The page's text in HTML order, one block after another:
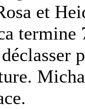
et
termine